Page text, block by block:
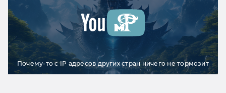
Почему-то с IP адресов других стран ничего не тормозит